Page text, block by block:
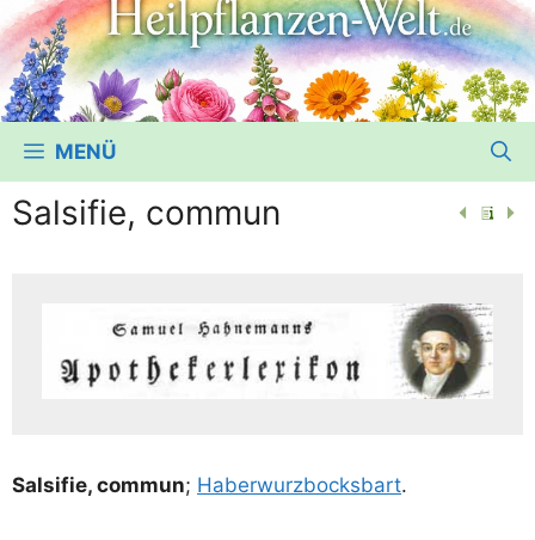
MENÜ
Salsifie, commun
Sal­si­fie, com­mun; Haber­wurz­bocks­bart.